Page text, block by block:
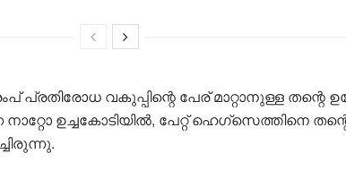
വകുപ്പിന്റെ പേര് മാറ്റാനുള്ള തന്റെ
ഉച്ചകോടിയിൽ, പേറ്റ് ഹെഗ്‌സെത്തിനെ